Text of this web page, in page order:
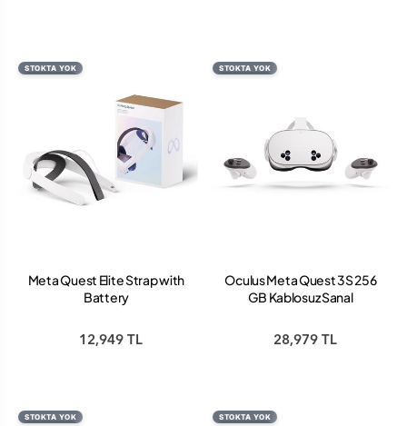
STOKTA YOK
Meta Quest Elite Strap with
Battery
12,949 TL
STOKTA YOK
Oculus Meta Quest 3S 256
GB Kablosuz Sanal
28,979 TL
STOKTA YOK STOKTA YOK